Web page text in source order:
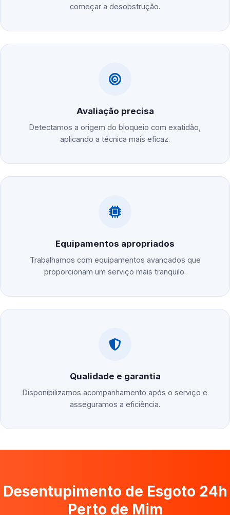
começar a desobstrução.
Avaliação precisa
Detectamos a origem do bloqueio com exatidão,
aplicando a técnica mais eficaz.
Equipamentos apropriados
Trabalhamos com equipamentos avançados que
proporcionam um serviço mais tranquilo.
Qualidade e garantia
Disponibilizamos acompanhamento após o serviço e
asseguramos a eficiência.
Desentupimento de Esgoto 24h
Perto de Mim